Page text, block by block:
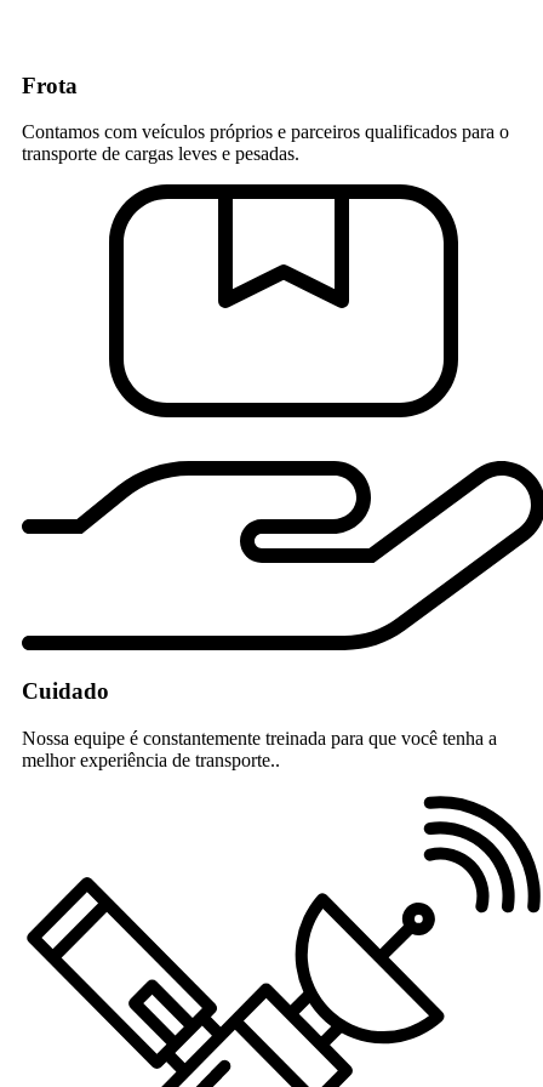
Frota
Contamos com veículos próprios e parceiros qualificados para o
transporte de cargas leves e pesadas.
Cuidado
Nossa equipe é constantemente treinada para que você tenha a
melhor experiência de transporte..